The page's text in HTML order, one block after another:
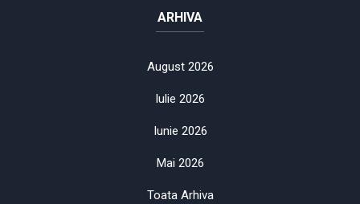
ARHIVA
August 2026
Iulie 2026
Iunie 2026
Mai 2026
Toata Arhiva